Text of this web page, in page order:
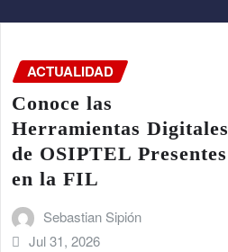
ACTUALIDAD
Conoce las
Herramientas Digitales
de OSIPTEL Presentes
en la FIL
Sebastian Sipión
Jul 31, 2026